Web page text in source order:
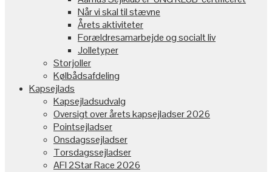
Når vi skal til stævne
Årets aktiviteter
Forældresamarbejde og socialt liv
Jolletyper
Storjoller
Kølbådsafdeling
Kapsejlads
Kapsejladsudvalg
Oversigt over årets kapsejladser 2026
Pointsejladser
Onsdagssejladser
Torsdagssejladser
AFI 2Star Race 2026